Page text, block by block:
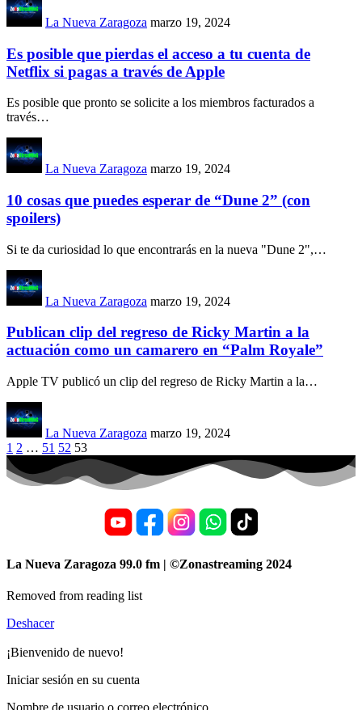
La Nueva Zaragoza marzo 19, 2024
Es posible que pierdas el acceso a tu cuenta de
Netflix si pagas a través de Apple
Es posible que pronto se solicite a los miembros facturados a
través…
La Nueva Zaragoza marzo 19, 2024
10 cosas que puedes esperar de “Dune 2” (con
spoilers)
Si te da curiosidad lo que encontrarás en la nueva "Dune 2",…
La Nueva Zaragoza marzo 19, 2024
Publican clip del regreso de Ricky Martin a la
actuación como un camarero en “Palm Royale”
Apple TV publicó un clip del regreso de Ricky Martin a la…
La Nueva Zaragoza marzo 19, 2024
1 2 … 51 52 53
La Nueva Zaragoza 99.0 fm | ©Zonastreaming 2024
Removed from reading list
Deshacer
¡Bienvenido de nuevo!
Iniciar sesión en su cuenta
Nombre de usuario o correo electrónico